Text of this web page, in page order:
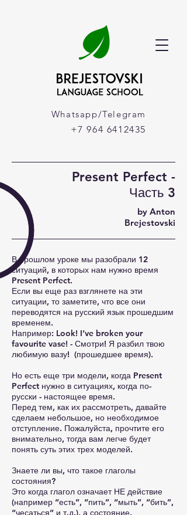
Whatsapp/Telegram
+7 964 6412435
Present Perfect -
Часть 3
by Anton
Brejestovski
В прошлом уроке мы разобрали 12
ситуаций, в которых нам нужно время
Present Perfect.
Если вы еще раз взглянете на эти
ситуации, то заметите, что все они
переводятся на русский язык прошедшим
временем.
Например: Look! I’ve broken your
favourite vase! - Смотри! Я разбил твою
любимую вазу! (прошедшее время).
Но есть еще три модели, когда Present
Perfect нужно в ситуациях, когда по-
русски - настоящее время.
Перед тем, как их рассмотреть, давайте
сделаем небольшое, но необходимое
отступление. Пожалуйста, прочтите его
внимательно, тогда вам легче будет
понять суть этих трех моделей.
Знаете ли вы, что такое глаголы
состояния?
Это когда глагол означает НЕ действие
(например “есть”, “пить”, “мыть”, “бить”,
“чесаться” и т.д.), а состояние.